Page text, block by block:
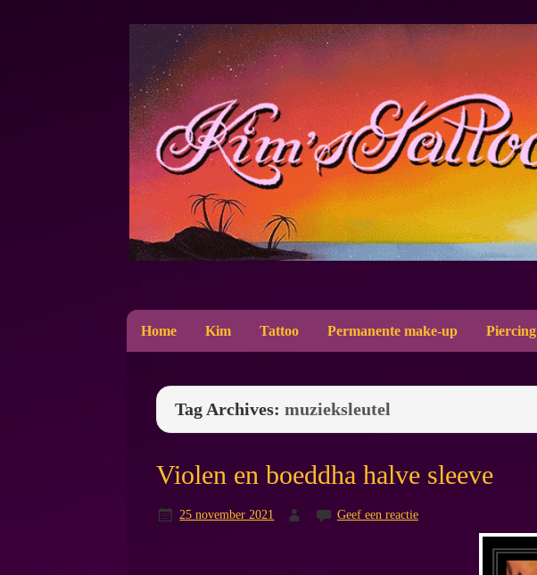
Home Kim Tattoo Permanente make-up Piercing
Tag Archives:muzieksleutel
Violen en boeddha halve sleeve
25 november 2021 Geef een reactie